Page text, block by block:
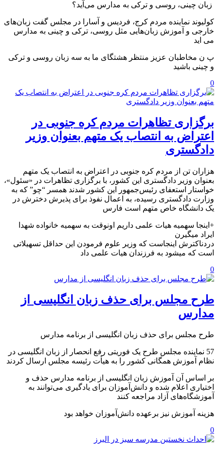
️ زبان چینی، روسی و ترکی به مدارس می‌آید؟
کولیوند نماینده مردم کرج، فردیس و آسارا در مجلس گفت زبان‌های
خارجی و آموزش زبان‌هایی مثل روسی، ترکی و چینی به مدارس
می اید
پ ن مخاطبان عزیز منتظر هشتگای ما به سه زبان روسی و ترکی
و چینی باشید
0
برگزاری تظاهرات مردم کره جنوبی در
اعتراض به انتصاب یک متهم بعنوان وزیر
دادگستری
هزاران تن از مردم کره جنوبی در اعتراض به انتصاب یک متهم
بعنوان وزیر دادگستری این کشور، با برگزاری تظاهرات در «سئول»،
خواستار استعفای رئیس‌جمهور این کشور شدند ‏همسر “چو” که به
وزارت دادگستری رسیده، به اعمال نفوذ برای پذیرش دخترش در
یک دانشگاه خاص متهم است فارس
+اینجا سهمیه هیات علمی داریم اونوقت به سهمیه خانواده شهدا
ایراد میگیرن
دردناکترش اینجاست که وزیر علوم فرمودن این حداقل تسهیلاتی
است که میشود به فرزندان هیات علمی داد
0
طرح مجلس برای حذف زبان انگلیسی از
مدارس
طرح مجلس برای حذف زبان انگلیسی از برنامه مدارس
57 نماینده مجلس طرح یک فوریتی رفع انحصار از زبان انگلیسی در
نظام آموزش همگانی کشور را به هیأت رئیسه مجلس ارسال کردند
بر اساس آن آموزش زبان‌ انگلیسی از برنامه مدارس حذف و
اختیاری اعلام شده و دانش‌آموزان برای یادگیری می‌توانند به
آموزشگاه‌های آزاد مراجعه کنند
هزینه آموزش نیز برعهده دانش‌آموزان خواهد بود
0